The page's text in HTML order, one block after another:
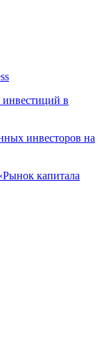
в
инвесторов на
капитала